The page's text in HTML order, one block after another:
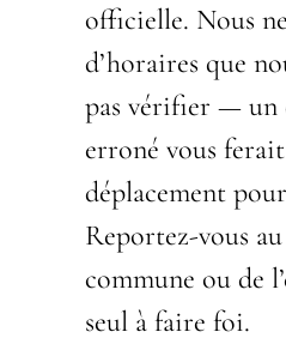
officielle. Nous
d’horaires que
pas vérifier — un
erroné vous
déplacement
Reportez-vous
commune ou de
seul à faire foi.